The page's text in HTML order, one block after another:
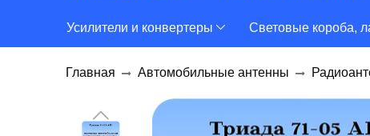
Усилители и конвертеры Световые короба,
Главная Автомобильные антенны